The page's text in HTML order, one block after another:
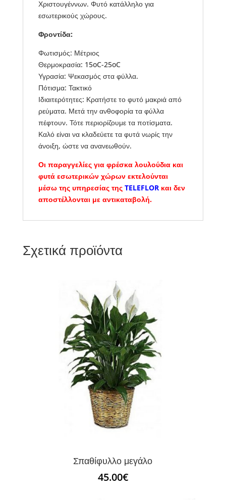
Χριστουγέννων. Φυτό κατάλληλο για
εσωτερικούς χώρους.
Φροντίδα:
Φωτισμός: Μέτριος
Θερμοκρασία: 15oC-25oC
Υγρασία: Ψεκασμός στα φύλλα.
Πότισμα: Τακτικό
Ιδιαιτερότητες: Κρατήστε το φυτό μακριά από
ρεύματα. Μετά την ανθοφορία τα φύλλα
πέφτουν. Τότε περιορίζουμε τα ποτίσματα.
Καλό είναι να κλαδεύετε τα φυτά νωρίς την
άνοιξη, ώστε να ανανεωθούν.
Οι παραγγελίες για φρέσκα λουλούδια και
φυτά εσωτερικών χώρων εκτελούνται
μέσω της υπηρεσίας της TELEFLORκαι δεν
αποστέλλονται με αντικαταβολή.
Σχετικά προϊόντα
Σπαθίφυλλο μεγάλο
45.00€